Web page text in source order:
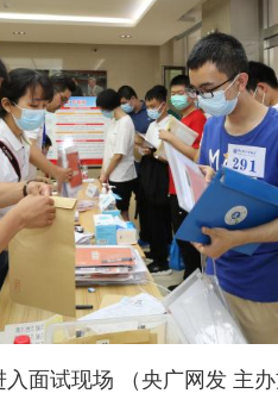
面试现场 （央广网发 主办